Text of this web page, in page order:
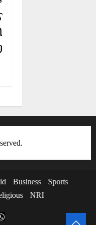
Business
Sports
NRI